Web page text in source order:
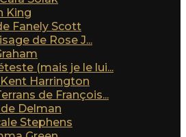
King
Fanely Scott
de Rose J...
(mais je le lui...
Harrington
de François...
Delman
Stephens